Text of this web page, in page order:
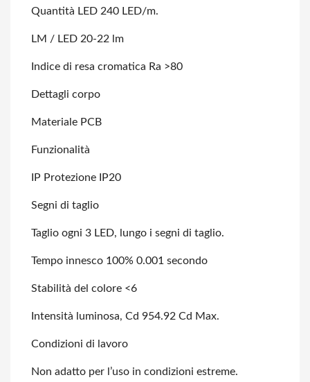
Quantità LED 240 LED/m.
LM / LED 20-22 lm
Indice di resa cromatica Ra >80
Dettagli corpo
Materiale PCB
Funzionalità
IP Protezione IP20
Segni di taglio
Taglio ogni 3 LED, lungo i segni di taglio.
Tempo innesco 100% 0.001 secondo
Stabilità del colore <6
Intensità luminosa, Cd 954.92 Cd Max.
Condizioni di lavoro
Non adatto per l’uso in condizioni estreme.